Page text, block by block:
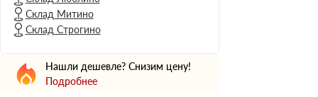
Н Экстра
Применение
Для пола
Склад Митино
Склад Строгино
Нашли дешевле? Снизим цену!
Подробнее